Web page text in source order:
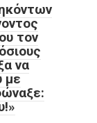
τον
να
με